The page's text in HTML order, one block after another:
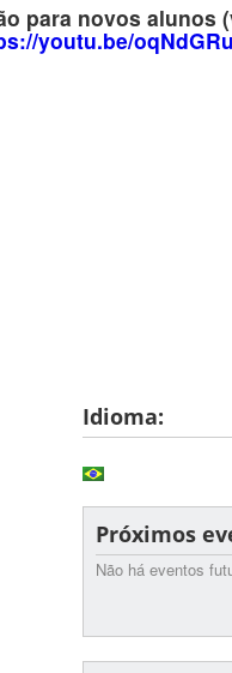
para novos alunos
youtu.be/
Idioma:
Próximos
Não há eventos